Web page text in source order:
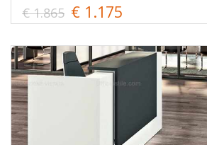
€ 1.865 € 1.175